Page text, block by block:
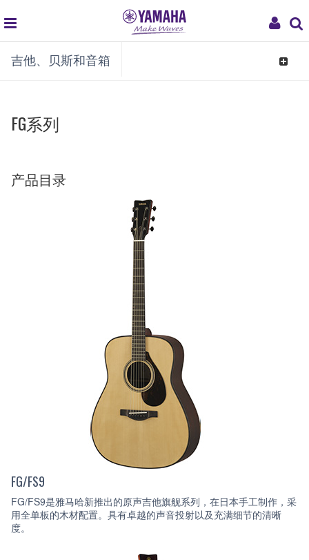
My
global
navigation
吉他、贝斯和音箱
Toggle
FG系列
产品目录
FG/FS9
FG/FS9是雅马哈新推出的原声吉他旗舰系列，在日本手工制作，采
用全单板的木材配置。具有卓越的声音投射以及充满细节的清晰
度。